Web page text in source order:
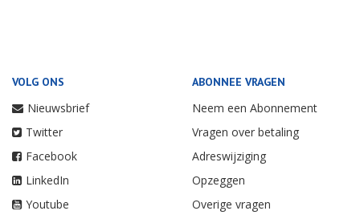
VOLG ONS
Nieuwsbrief
Twitter
Facebook
LinkedIn
Youtube
ABONNEE VRAGEN
Neem een Abonnement
Vragen over betaling
Adreswijziging
Opzeggen
Overige vragen